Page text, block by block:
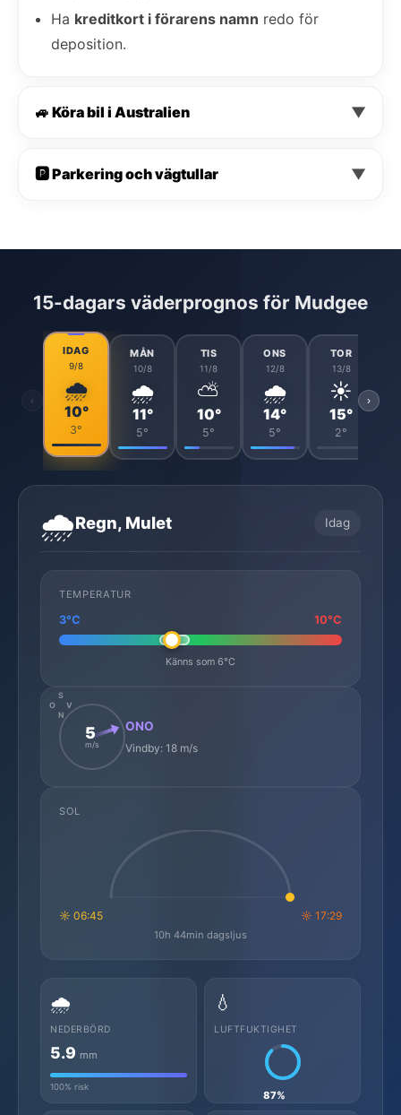
Ha kreditkort i förarens namn redo för
deposition.
🚙 Köra bil i Australien ▼
🅿️ Parkering och vägtullar ▼
15-dagars väderprognos för Mudgee
‹
IDAG
9/8
🌧️
10°
3°
MÅN
10/8
🌧️
11°
5°
TIS
11/8
⛅
10°
5°
ONS
12/8
🌧️
14°
5°
TOR
13/8
☀️
15°
2°
›
🌧️Regn, Mulet Idag
TEMPERATUR
3°C 10°C
Känns som 6°C
N
S
O
V
5
m/s
ONO
Vindby: 18 m/s
SOL
☼ 06:45 ☼ 17:29
10h 44min dagsljus
🌧️
NEDERBÖRD
5.9 mm
100% risk
💧
LUFTFUKTIGHET
87%